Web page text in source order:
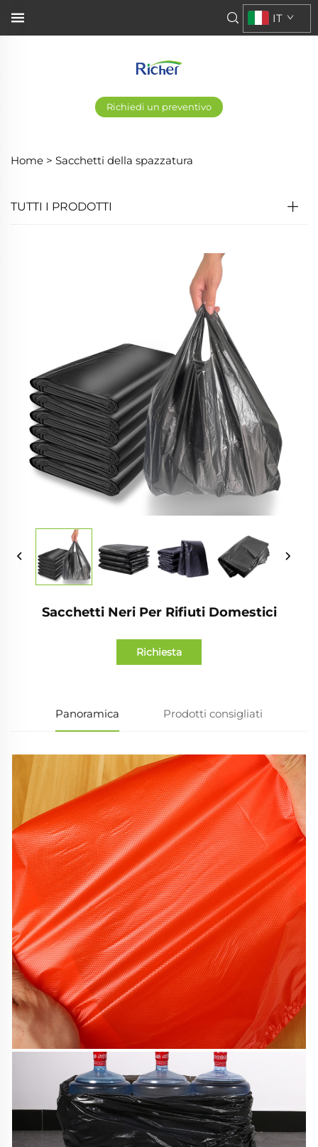
Richiedi un preventivo
IT
Home > Sacchetti della spazzatura
TUTTI I PRODOTTI
Sacchetti Neri Per Rifiuti Domestici
Richiesta
Panoramica Prodotti consigliati